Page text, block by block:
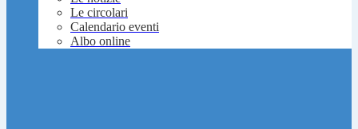
Le circolari
Calendario eventi
Albo online